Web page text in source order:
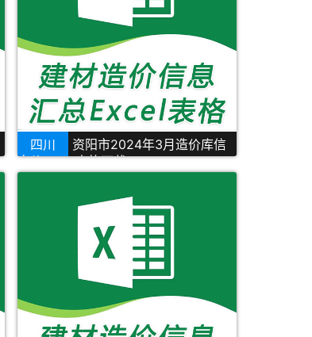
四川
资阳市2024年3月造价库信
息价Excel表格下载